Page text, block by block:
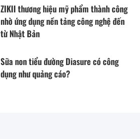
ZIKII thương hiệu mỹ phẩm thành công
nhờ ứng dụng nền tảng công nghệ đến
từ Nhật Bản
Sữa non tiểu đường Diasure có công
dụng như quảng cáo?